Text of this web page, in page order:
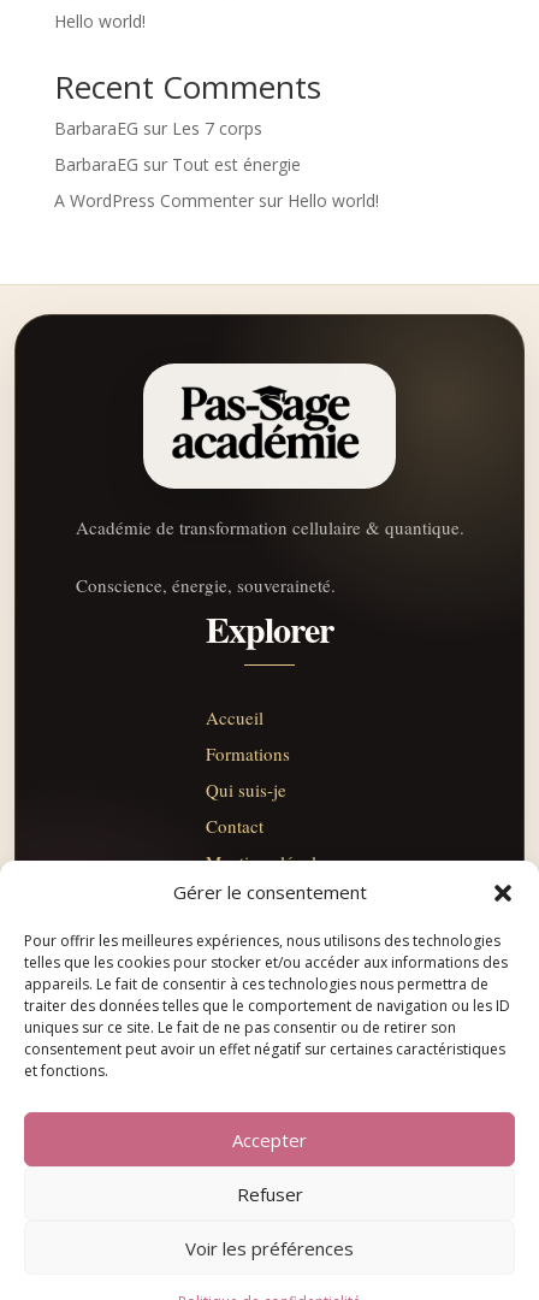
Gérer le consentement
Pour offrir les meilleures expériences, nous utilisons des technologies
telles que les cookies pour stocker et/ou accéder aux informations des
appareils. Le fait de consentir à ces technologies nous permettra de
traiter des données telles que le comportement de navigation ou les ID
uniques sur ce site. Le fait de ne pas consentir ou de retirer son
consentement peut avoir un effet négatif sur certaines caractéristiques
et fonctions.
Accepter
Refuser
Voir les préférences
Hello world!
Recent Comments
BarbaraEG sur Les 7 corps
BarbaraEG sur Tout est énergie
A WordPress Commentersur Hello world!
Académie de transformation cellulaire & quantique.
Conscience, énergie, souveraineté.
Explorer
Accueil
Formations
Qui suis-je
Contact
Mentions légales
CGV
Rester en lien
info@pas-sage-academie.com +41 76 778 03 32